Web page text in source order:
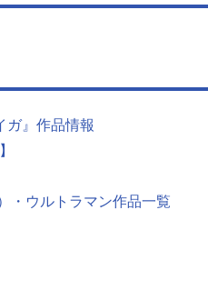
ガ』作品情報
・ウルトラマン作品一覧